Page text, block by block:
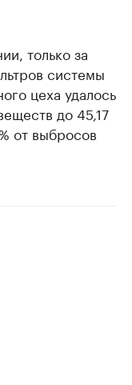
только за
системы
цеха удалось
до 45,17
от выбросов